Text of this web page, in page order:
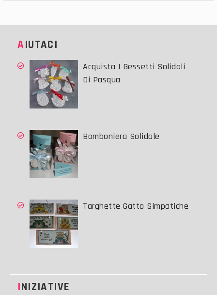
AIUTACI
Acquista I Gessetti Solidali
Di Pasqua
Bomboniera Solidale
Targhette Gatto Simpatiche
INIZIATIVE